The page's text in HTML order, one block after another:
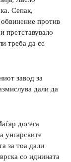
Сепак,
обвинение против
претставувало
треба да се
завод за
дали да
досега
унгарските
за тоа дали
со иднината